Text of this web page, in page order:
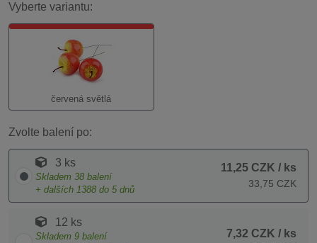
Vyberte variantu:
červená světlá
Zvolte balení po:
3 ks
Skladem 38 balení
+ dalších 1388 do 5 dnů
11,25 CZK / ks
33,75 CZK
12 ks
Skladem 9 balení
7,32 CZK / ks